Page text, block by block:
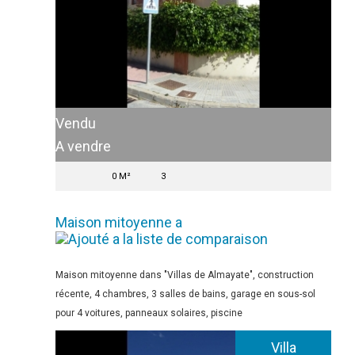
Vendu
A vendre
0 M² 3
Maison mitoyenne a
Maison mitoyenne dans "Villas de Almayate", construction
récente, 4 chambres, 3 salles de bains, garage en sous-sol
pour 4 voitures, panneaux solaires, piscine
Villa